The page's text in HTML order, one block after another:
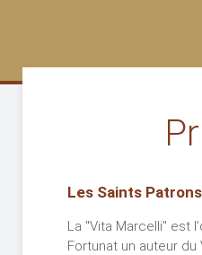
Les Saints
La "Vita Marcelli" est
Fortunat un auteur du